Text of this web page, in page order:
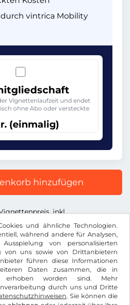
und ähnliche Technologien.
während andere für Analysen,
von personalisierten
von uns sowie von Drittanbietern
führen diese Informationen
Daten zusammen, die in
erhoben worden sind. Mehr
durch uns und Dritte
. Sie können die
vintrica Mobility
Vignettenlaufzeit und endet
ohne Abo oder versteckte
(einmalig)
hinzufügen
inkl.
inkl. der gesetzl. MwSt.